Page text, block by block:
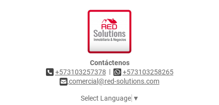
Contáctenos
+573103257378 |
+573103258265
comercial@red-solutions.com
Select Language ▼